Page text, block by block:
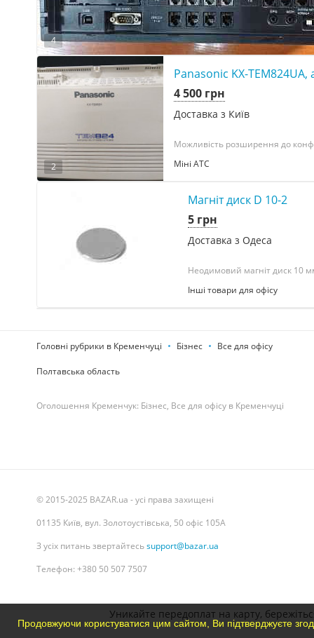
Продовжуючи користуватися цим сайтом, Ви підтверджуєте
4
2
Panasonic KX-TEM824UA,
4 500 грн
Доставка з Київ
Можливість розширення до
Міні АТС
Магніт диск D 10-2
5 грн
Доставка з Одеса
Неодимовий магніт диск 10
Інші товари для офісу
Головні рубрики в Кременчуці Бізнес Все для офісу
Полтавська область
Оголошення Кременчук: Бізнес, Все для офісу в Кременчуці
© 2015-2025 BAZAR.ua - усі права захищені
01135 Київ, вул. Золотоустівська, 50 офіс 105А
З усіх питань звертайтесьsupport@bazar.ua
Телефон: +380 50 507 7507
Уникайте передоплат на карту,